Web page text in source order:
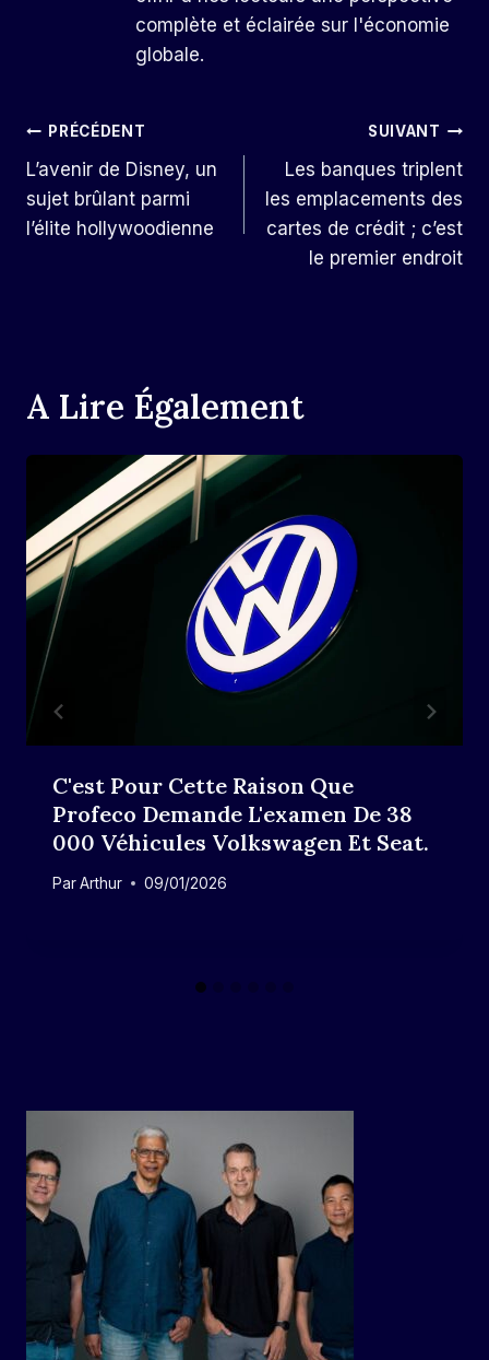
complète et éclairée sur l'économie
globale.
Navigation
De
L’article
PRÉCÉDENT
L’avenir de Disney, un
sujet brûlant parmi
l’élite hollywoodienne
SUIVANT
Les banques triplent
les emplacements des
cartes de crédit ; c’est
le premier endroit
A Lire Également
C'est Pour Cette Raison Que
Profeco Demande L'examen De 38
000 Véhicules Volkswagen Et Seat.
ParArthur 09/01/2026